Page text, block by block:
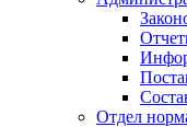
Отдел